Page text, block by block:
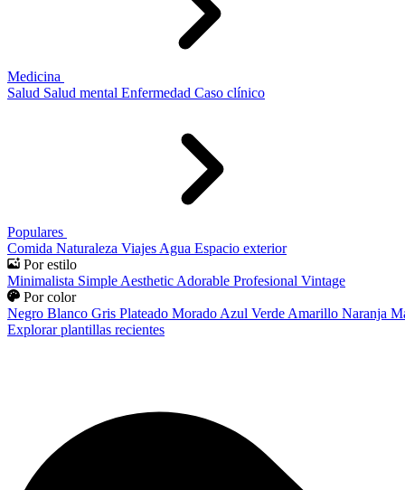
Medicina
Salud Salud mental Enfermedad Caso clínico
Populares
Comida Naturaleza Viajes Agua Espacio exterior
Por estilo
Minimalista Simple Aesthetic Adorable Profesional Vintage
Por color
Negro Blanco Gris Plateado Morado Azul Verde Amarillo Naranja
Explorar plantillas recientes